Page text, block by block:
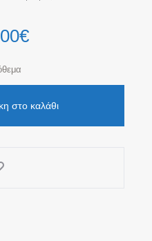
€
στο καλάθι